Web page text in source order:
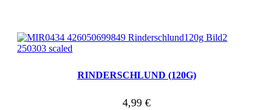
RINDERSCHLUND (120G)
4,99 €